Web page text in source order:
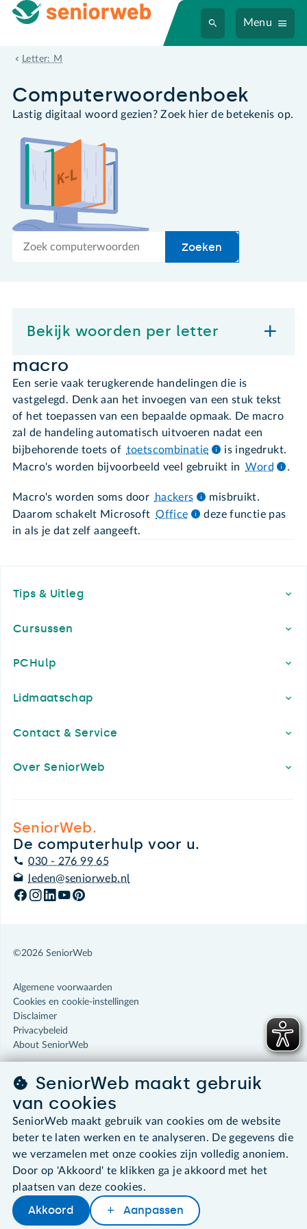
Menu
Letter: M
macro
Computer­woordenboek
Lastig digitaal woord gezien? Zoek hier de betekenis op.
Zoek
Zoeken
Bekijk woorden per letter
macro
Een serie vaak terugkerende handelingen die is
vastgelegd. Denk aan het invoegen van een stuk tekst
of het toepassen van een bepaalde opmaak. De macro
zal de handeling automatisch uitvoeren nadat een
bijbehorende toets of toetscombinatie
is ingedrukt.
Macro's worden bijvoorbeeld veel gebruikt in Word .
Macro's worden soms door hackers
misbruikt.
Daarom schakelt Microsoft Office
deze functie pas
in als je dat zelf aangeeft.
Later lezenDelen
Tips & Uitleg
Cursussen
PCHulp
Lidmaatschap
Contact & Service
Over SeniorWeb
SeniorWeb.
De computerhulp voor u.
030 - 276 99 65
leden@seniorweb.nl
©2026 SeniorWeb
Algemene voorwaarden
Cookies en cookie-instellingen
Disclaimer
Privacybeleid
About SeniorWeb
SeniorWeb maakt gebruik
van cookies
SeniorWeb maakt gebruik van cookies om de website
beter te laten werken en te analyseren. De gegevens die
we verzamelen met onze cookies zijn volledig anoniem.
Door op 'Akkoord' te klikken ga je akkoord met het
plaatsen van deze cookies.
Akkoord Aanpassen